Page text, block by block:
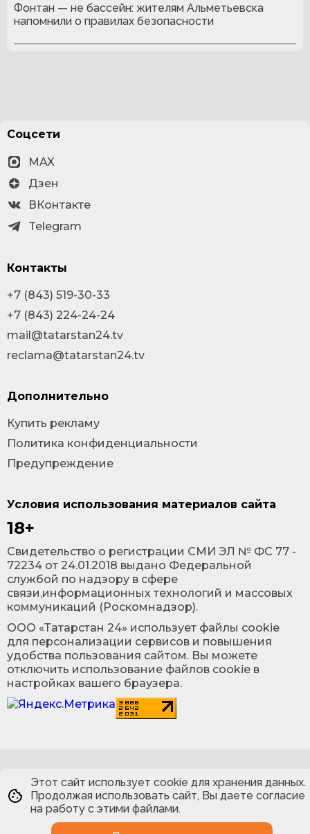
Фонтан — не бассейн: жителям Альметьевска
напомнили о правилах безопасности
Условия использования материалов сайта
18+
Cвидетельство о регистрации СМИ ЭЛ № ФС 77 -
72234 от 24.01.2018 выдано Федеральной
службой по надзору в сфере
связи,информационных технологий и массовых
коммуникаций (Роскомнадзор).
ООО «Татарстан 24» использует файлы cookie
для персонализации сервисов и повышения
удобства пользования сайтом. Вы можете
отключить использование файлов cookie в
настройках вашего браузера.
Соцсети
MAX
Дзен
ВКонтакте
Telegram
Контакты
+7 (843) 519-30-33
+7 (843) 224-24-24
mail@tatarstan24.tv
reclama@tatarstan24.tv
Дополнительно
Купить рекламу
Политика конфиденциальности
Предупреждение
Этот сайт использует cookie для хранения данных.
Продолжая использовать сайт, Вы даете согласие
на работу с этими файлами.